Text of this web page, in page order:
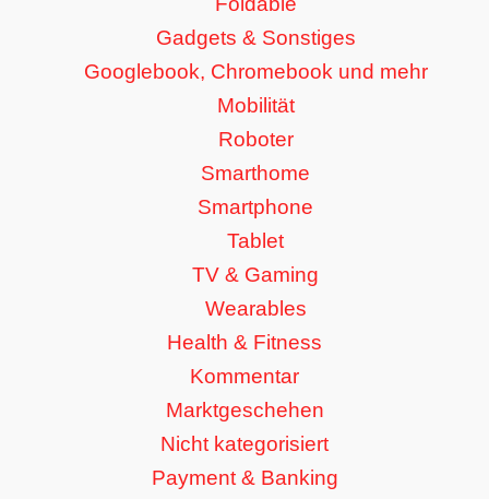
Gadgets & Sonstiges
Googlebook, Chromebook und mehr
Mobilität
Roboter
Smarthome
Smartphone
Tablet
TV & Gaming
Wearables
Health & Fitness
Kommentar
Marktgeschehen
Nicht kategorisiert
Payment & Banking